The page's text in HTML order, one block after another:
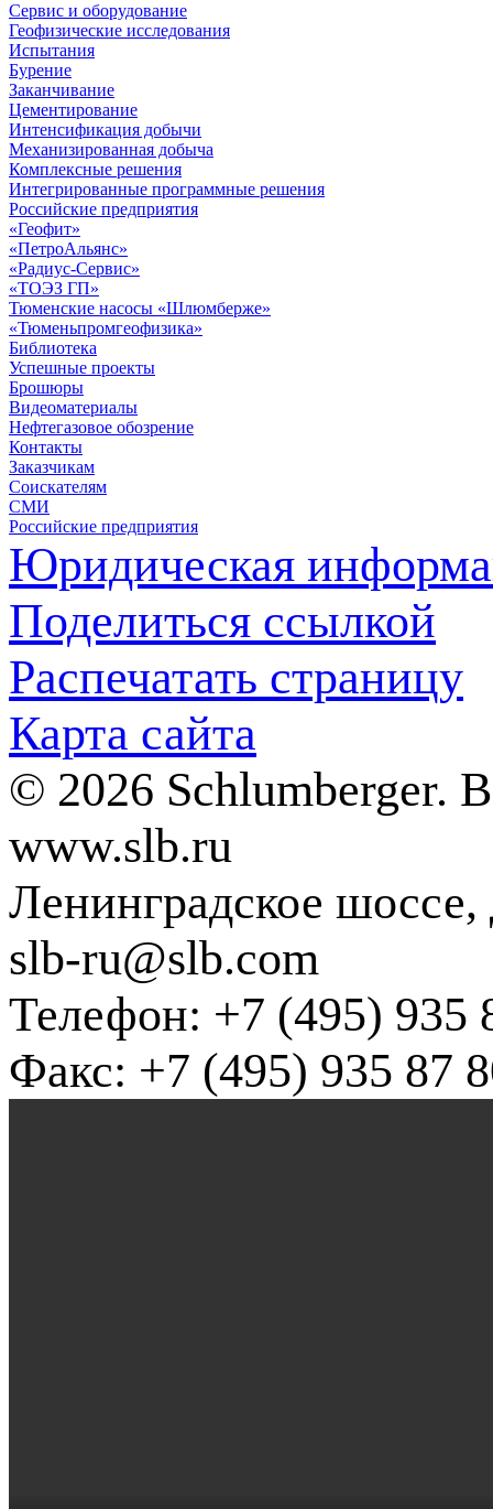
Сервис и оборудование
Геофизические исследования
Испытания
Бурение
Заканчивание
Цементирование
Интенсификация добычи
Механизированная добыча
Комплексные решения
Интегрированные программные решения
Российские предприятия
«Геофит»
«ПетроАльянс»
«Радиус-Сервис»
«ТОЭЗ ГП»
Тюменские насосы «Шлюмберже»
«Тюменьпромгеофизика»
Библиотека
Успешные проекты
Брошюры
Видеоматериалы
Нефтегазовое обозрение
Контакты
Заказчикам
Соискателям
СМИ
Российские предприятия
Юридическая
Поделиться ссылкой
Распечатать страницу
Карта сайта
© 2026 Schlumberger.
www.slb.ru
Ленинградское
slb-ru@slb.com
Телефон: +7 (495) 935
Факс: +7 (495) 935 87